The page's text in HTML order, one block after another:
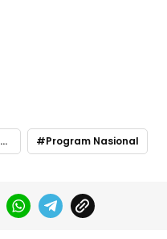
Program Nasional